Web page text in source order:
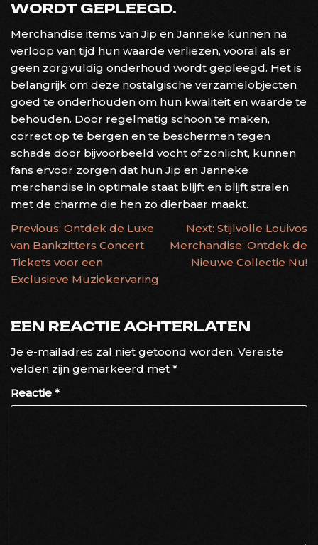
WORDT GEPLEEGD.
Merchandise items van Jip en Janneke kunnen na
verloop van tijd hun waarde verliezen, vooral als er
geen zorgvuldig onderhoud wordt gepleegd. Het is
belangrijk om deze nostalgische verzamelobjecten
goed te onderhouden om hun kwaliteit en waarde te
behouden. Door regelmatig schoon te maken,
correct op te bergen en te beschermen tegen
schade door bijvoorbeeld vocht of zonlicht, kunnen
fans ervoor zorgen dat hun Jip en Janneke
merchandise in optimale staat blijft en blijft stralen
met de charme die hen zo dierbaar maakt.
BERICHTNAVIGATIE
Previous: Ontdek de Luxe
van Bankzitters Concert
Tickets voor een
Exclusieve Muziekervaring
Next: Stijlvolle Louivos
Merchandise: Ontdek de
Nieuwe Collectie Nu!
EEN REACTIE ACHTERLATEN
Je e-mailadres zal niet getoond worden. Vereiste
velden zijn gemarkeerd met *
Reactie *